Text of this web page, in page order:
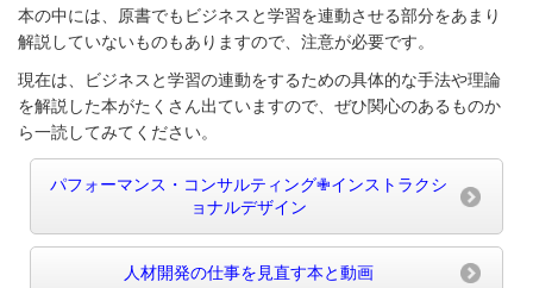
本の中には、原書でもビジネスと学習を連動させる部分をあまり
解説していないものもありますので、注意が必要です。
現在は、ビジネスと学習の連動をするための具体的な手法や理論
を解説した本がたくさん出ていますので、ぜひ関心のあるものか
ら一読してみてください。
パフォーマンス・コンサルティング✙インストラクシ
ョナルデザイン
人材開発の仕事を見直す本と動画